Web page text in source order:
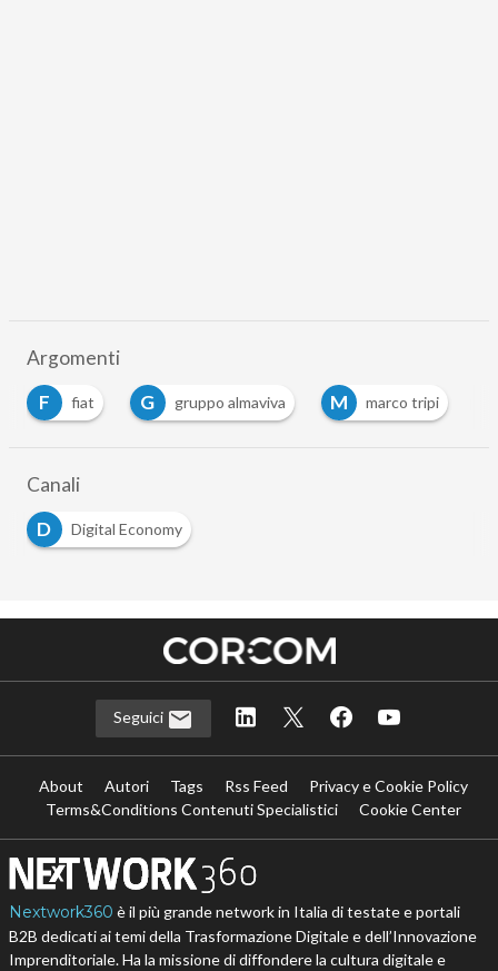
Argomenti
F
fiat G gruppo almaviva M marco tripi
Canali
D
Digital Economy
Seguici
About Autori Tags Rss Feed
Privacy e Cookie Policy
Terms&Conditions Contenuti Specialistici
Cookie Center
Nextwork360 è il più grande network in Italia di testate e portali
B2B dedicati ai temi della Trasformazione Digitale e dell’Innovazione
Imprenditoriale. Ha la missione di diffondere la cultura digitale e